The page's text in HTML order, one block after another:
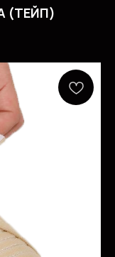
(ТЕЙП)